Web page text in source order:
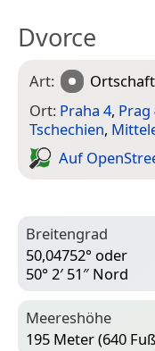
Dvorce
Art:
Ortschaft
Ort: Praha 4, Prag
Tschechien,
Auf
Breitengrad
50,04752° oder
50° 2′ 51″ Nord
Meereshöhe
195 Meter (640